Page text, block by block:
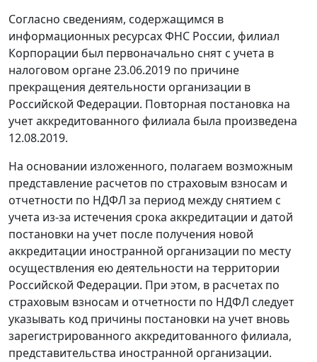
Согласно сведениям, содержащимся в
информационных ресурсах ФНС России, филиал
Корпорации был первоначально снят с учета в
налоговом органе 23.06.2019 по причине
прекращения деятельности организации в
Российской Федерации. Повторная постановка на
учет аккредитованного филиала была произведена
12.08.2019.
На основании изложенного, полагаем возможным
представление расчетов по страховым взносам и
отчетности по НДФЛ за период между снятием с
учета из-за истечения срока аккредитации и датой
постановки на учет после получения новой
аккредитации иностранной организации по месту
осуществления ею деятельности на территории
Российской Федерации. При этом, в расчетах по
страховым взносам и отчетности по НДФЛ следует
указывать код причины постановки на учет вновь
зарегистрированного аккредитованного филиала,
представительства иностранной организации.